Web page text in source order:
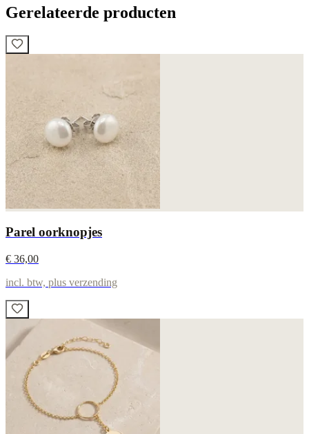
Gerelateerde producten
Parel oorknopjes
€ 36,00
incl. btw, plus verzending